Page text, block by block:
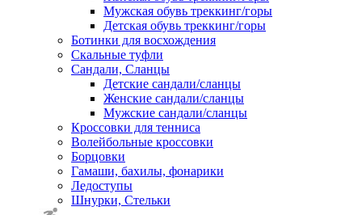
Мужская обувь треккинг/горы
Детская обувь треккинг/горы
Ботинки для восхождения
Скальные туфли
Сандали, Сланцы
Детские сандали/сланцы
Женские сандали/сланцы
Мужские сандали/сланцы
Кроссовки для тенниса
Волейбольные кроссовки
Борцовки
Гамаши, бахилы, фонарики
Ледоступы
Шнурки, Стельки